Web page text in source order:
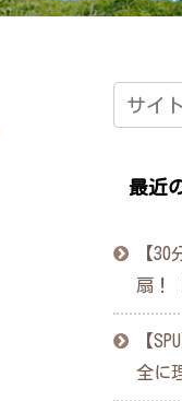
最近
【
扇！
【
全に